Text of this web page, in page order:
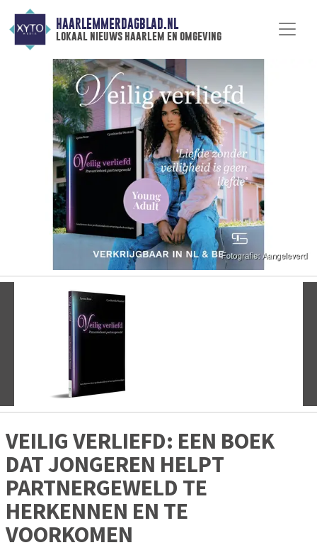
HAARLEMMERDAGBLAD.NL
lokaal nieuws haarlem en omgeving
VEILIG VERLIEFD: EEN BOEK
DAT JONGEREN HELPT
PARTNERGEWELD TE
HERKENNEN EN TE
VOORKOMEN